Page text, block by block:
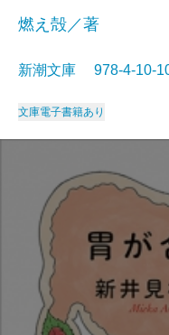
燃え殻／著
新潮文庫 978-4-10-
文庫電子書籍あり